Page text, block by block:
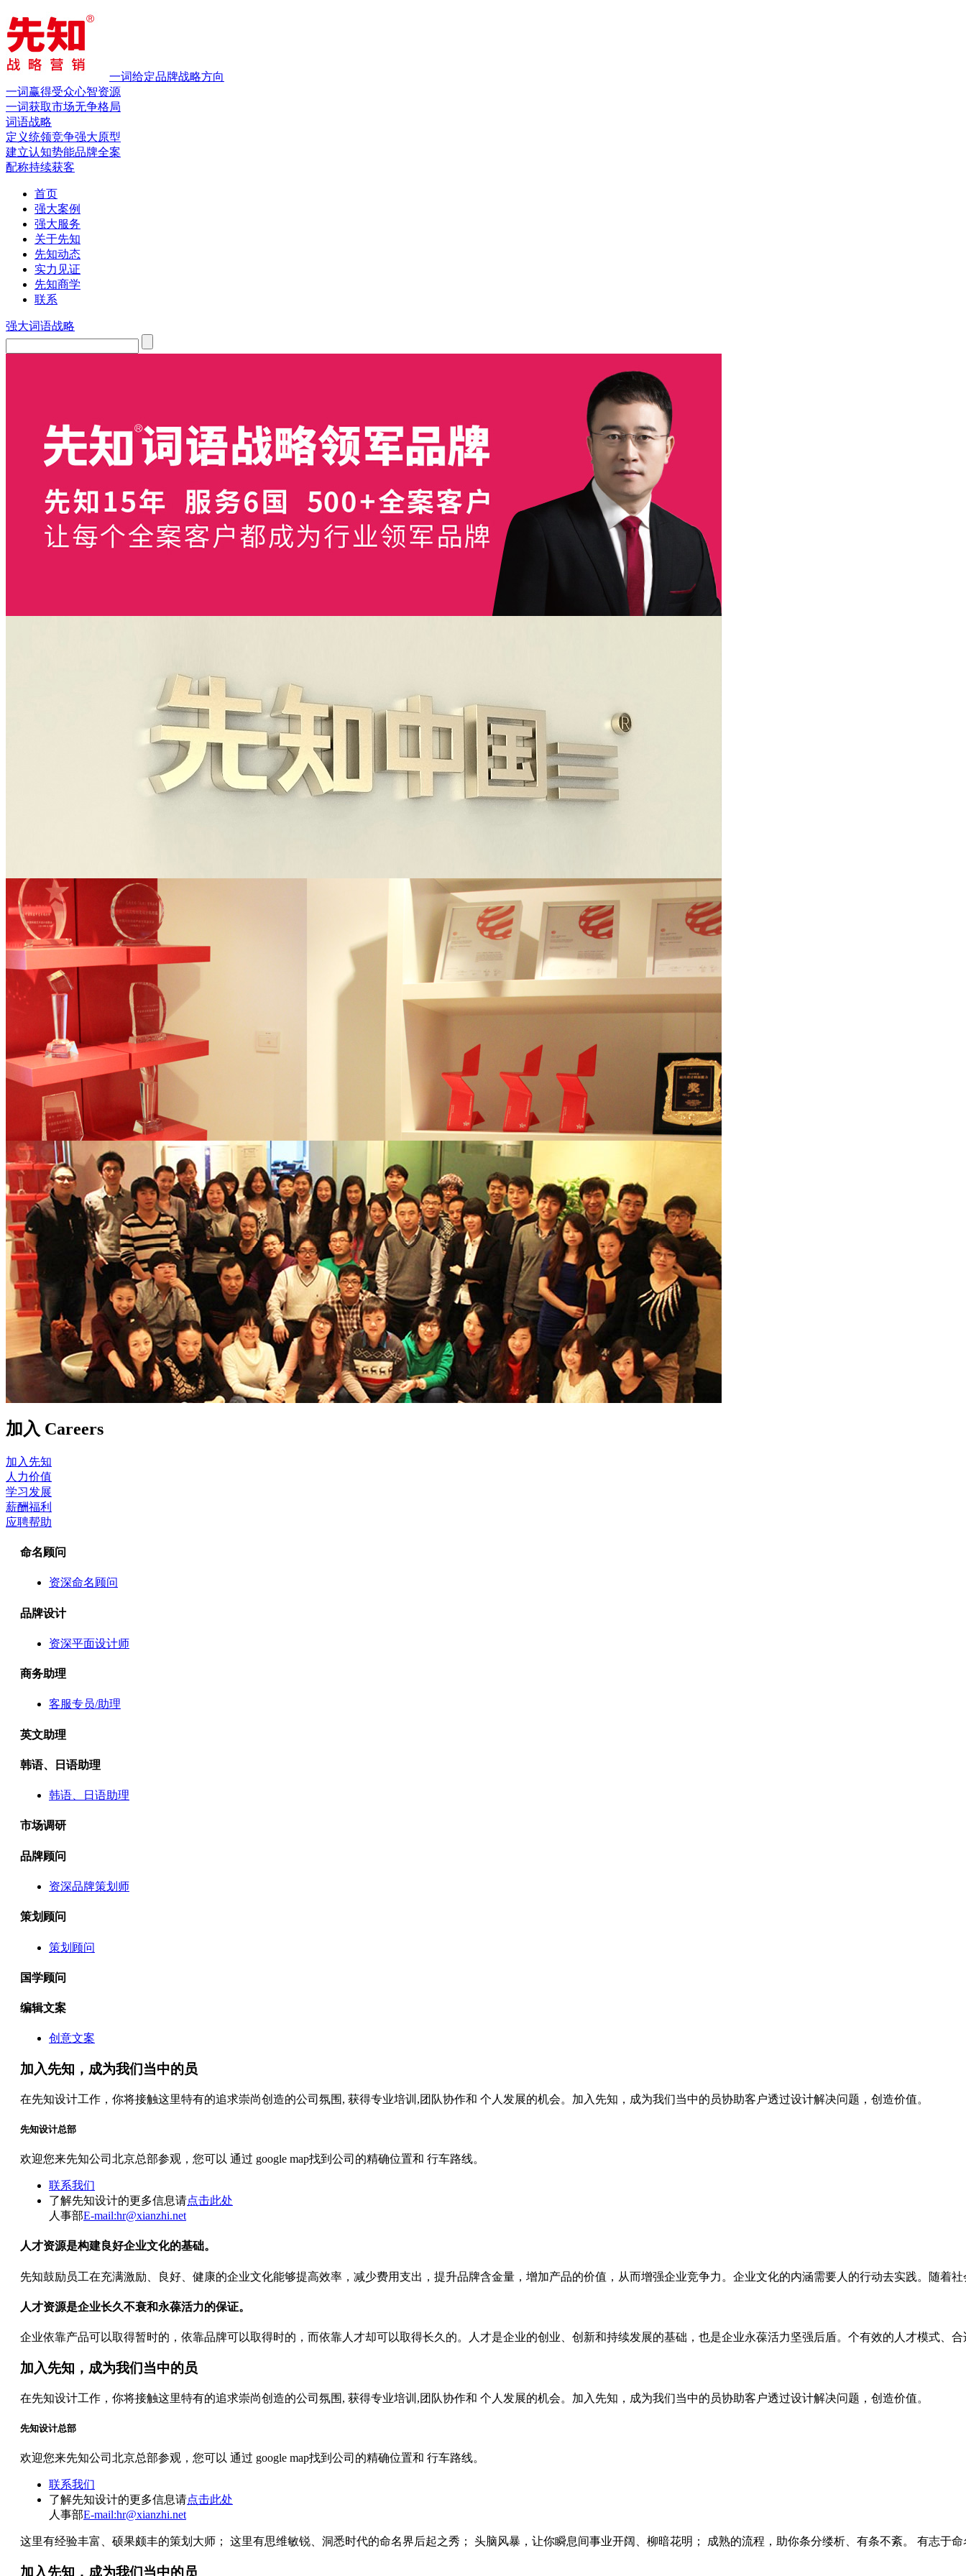
一词给定品牌战略方向
一词赢得受众心智资源
一词获取市场无争格局
词语战略
定义统领竞争强大原型
建立认知势能品牌全案
配称持续获客
首页
强大案例
强大服务
关于先知
先知动态
实力见证
先知商学
联系
强大词语战略
加入 Careers
加入先知
人力价值
学习发展
薪酬福利
应聘帮助
命名顾问
资深命名顾问
品牌设计
资深平面设计师
商务助理
客服专员/助理
英文助理
韩语、日语助理
韩语、日语助理
市场调研
品牌顾问
资深品牌策划师
策划顾问
策划顾问
国学顾问
编辑文案
创意文案
加入先知，成为我们当中的员
在先知设计工作，你将接触这里特有的追求崇尚创造的公司氛围, 获得专业培训,团队协作和 个人发展的机会。加入先知，成为我们当中的员协助客户透过设计解决问题，创造价值。
先知设计总部
欢迎您来先知公司北京总部参观，您可以 通过 google map找到公司的精确位置和 行车路线。
联系我们
了解先知设计的更多信息请点击此处
人事部E-mail:hr@xianzhi.net
人才资源是构建良好企业文化的基础。
先知鼓励员工在充满激励、良好、健康的企业文化能够提高效率，减少费用支出，提升品牌含金量，增加产品的价值，从而增强企业竞争力。企业文化的内涵需要人的行动去实践。随
人才资源是企业长久不衰和永葆活力的保证。
企业依靠产品可以取得暂时的，依靠品牌可以取得时的，而依靠人才却可以取得长久的。人才是企业的创业、创新和持续发展的基础，也是企业永葆活力坚强后盾。个有效的人才模式
加入先知，成为我们当中的员
在先知设计工作，你将接触这里特有的追求崇尚创造的公司氛围, 获得专业培训,团队协作和 个人发展的机会。加入先知，成为我们当中的员协助客户透过设计解决问题，创造价值。
先知设计总部
欢迎您来先知公司北京总部参观，您可以 通过 google map找到公司的精确位置和 行车路线。
联系我们
了解先知设计的更多信息请点击此处
人事部E-mail:hr@xianzhi.net
这里有经验丰富、硕果颇丰的策划大师； 这里有思维敏锐、洞悉时代的命名界后起之秀； 头脑风暴，让你瞬息间事业开阔、柳暗花明； 成熟的流程，助你条分缕析、有条不紊。 有志
加入先知，成为我们当中的员